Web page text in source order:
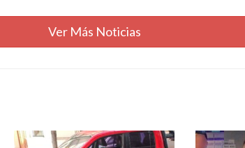
Ver Más Noticias